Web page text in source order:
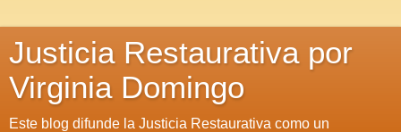
Justicia Restaurativa por
Virginia Domingo
Este blog difunde la Justicia Restaurativa como un